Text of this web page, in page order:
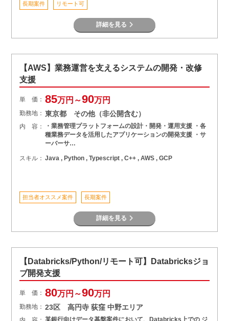
長期案件 リモート可
詳細を見る
【AWS】業務運営を支えるシステムの開発・改修
支援
単 価： 85万円～90万円
勤務地： 東京都 その他（非公開含む）
内 容：
・業務管理プラットフォームの設計・開発・運用支援 ・各
種業務データを活用したアプリケーションの開発支援 ・サ
ーバーサ…
スキル： Java , Python , Typescript , C++ , AWS , GCP
担当者オススメ案件 長期案件
詳細を見る
【Databricks/Python/リモート可】Databricksジョ
ブ開発支援
単 価： 80万円～90万円
勤務地： 23区 高円寺 荻窪 中野エリア
某銀行向けデータ基盤案件において、Databricks上での ジ